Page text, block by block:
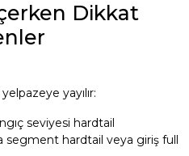
Dikkat
yayılır:
seviyesi hardtail
segment hardtail veya giriş full